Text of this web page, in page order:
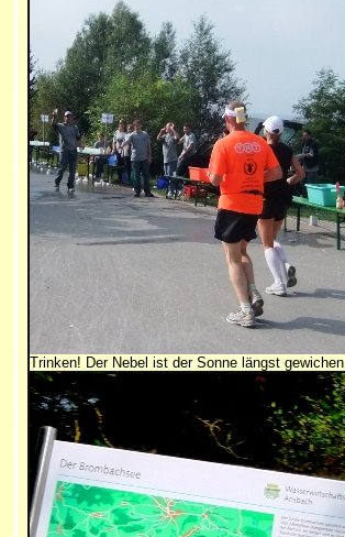
Trinken! Der Nebel ist der Sonne längst gewichen.